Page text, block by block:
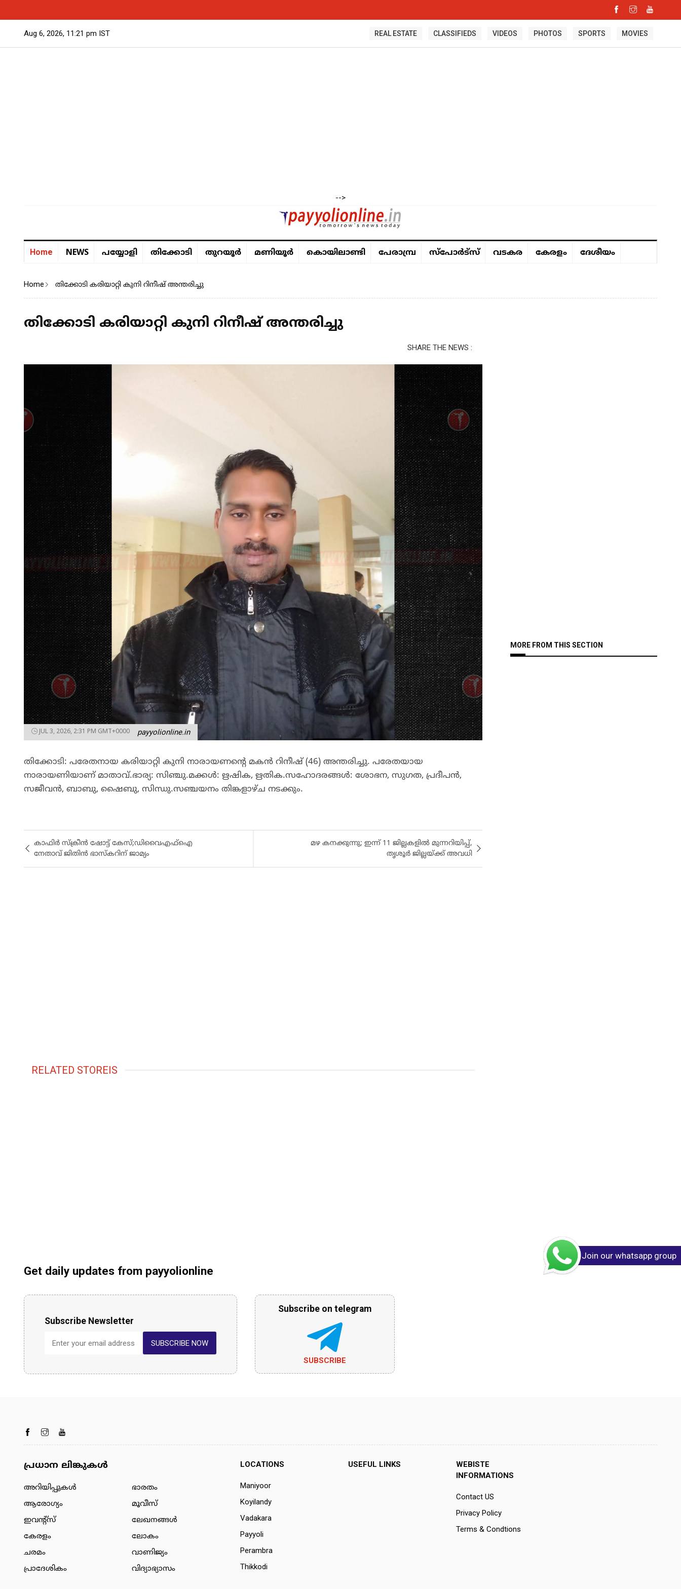
Aug 6, 2026, 11:21 pm IST REAL ESTATE CLASSIFIEDS VIDEOS PHOTOS SPORTS MOVIES
-->
Home NEWS പയ്യോളി തിക്കോടി തുറയൂര്‍ മണിയൂര്‍ കൊയിലാണ്ടി പേരാമ്പ്ര സ്പോർട്സ് വടകര കേരളം ദേശീയം
Home തിക്കോടി കരിയാറ്റി കുനി റിനീഷ് അന്തരിച്ചു
തിക്കോടി കരിയാറ്റി കുനി റിനീഷ് അന്തരിച്ചു
SHARE THE NEWS :
JUL 3, 2026, 2:31 PM GMT+0000 payyolionline.in
തിക്കോടി: പരേതനായ കരിയാറ്റി കുനി നാരായണന്റെ മകൻ റിനീഷ് (46) അന്തരിച്ചു. പരേതയായ
നാരായണിയാണ് മാതാവ്.ഭാര്യ: സിഞ്ചു.മക്കൾ: ഋഷിക, ഋതിക.സഹോദരങ്ങൾ: ശോഭന, സുഗത, പ്രദീപൻ,
സജീവൻ, ബാബു, ഷൈബു, സിന്ധു.സഞ്ചയനം തിങ്കളാഴ്ച നടക്കും.
കാഫിർ സ്ക്രീൻ ഷോട്ട് കേസ്;ഡിവൈഎഫ്ഐ
നേതാവ് ജിതിൻ ഭാസ്കറിന് ജാമ്യം
മഴ കനക്കുന്നു; ഇന്ന് 11 ജില്ലകളിൽ മുന്നറിയിപ്പ്,
തൃശൂർ ജില്ലയ്ക്ക് അവധി
RELATED STOREIS
Get daily updates from payyolionline
Subscribe Newsletter
SUBSCRIBE NOW
Subscribe on telegram
SUBSCRIBE
MORE FROM THIS SECTION
Join our whatsapp group
പ്രധാന ലിങ്കുകൾ
അറിയിപ്പുകള്‍
ആരോഗ്യം
ഇവന്റ്സ്
കേരളം
ചരമം
പ്രാദേശികം
ഭാരതം
മൂവീസ്
ലേഖനങ്ങള്‍
ലോകം
വാണിജ്യം
വിദ്യാഭ്യാസം
LOCATIONS
Maniyoor
Koyilandy
Vadakara
Payyoli
Perambra
Thikkodi
USEFUL LINKS
WEBISTE
INFORMATIONS
Contact US
Privacy Policy
Terms & Condtions